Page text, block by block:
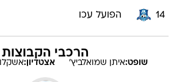
14 הפועל עכו
הרכבי הקבוצות
שופט:איתן שמואלביץ' אצטדיון:אשקלון